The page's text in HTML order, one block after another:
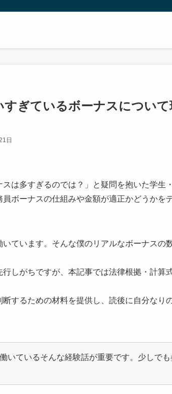
すぎているボーナスについ
日
は多すぎるのでは？」と疑問を抱いた学生
ボーナスの仕組みや金額が適正かどうかを
ています。そんな僕のリアルなボーナスの
しがちですが、本記事では法律根拠・計算
断するための材料を提供し、読後に自分なり
いているそんな経験話が重要です。少しで